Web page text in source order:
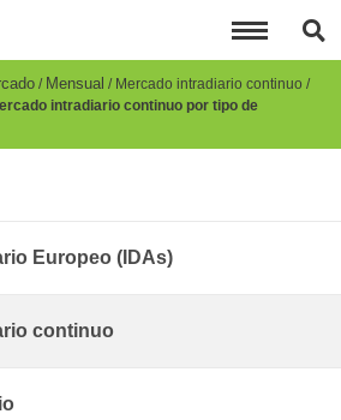
Mensual
Mercado intradiario continuo
intradiario continuo por tipo de
Europeo (IDAs)
continuo